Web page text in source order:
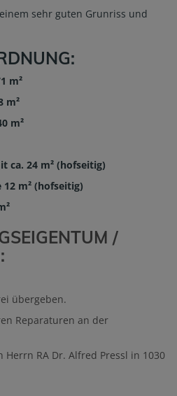
sehr guten Grunriss und
m²
m²
m²
ca. 24 m² (hofseitig)
m² (hofseitig)
/
übergeben.
Reparaturen an der
RA Dr. Alfred Pressl in 1030